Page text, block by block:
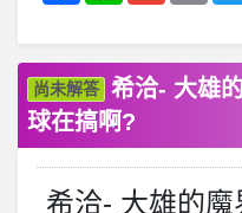
尚未解答
希洽- 大雄
球在搞啊?
希洽- 大雄的